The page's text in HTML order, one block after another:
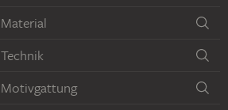
Material
Technik
Motivgattung